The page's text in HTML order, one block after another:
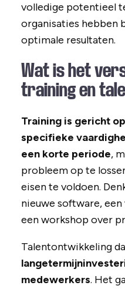
volledige potentieel
organisaties hebben
optimale resultaten.
Wat is het
training en
Training is gericht
specifieke
een korte periode,
probleem op te
eisen te voldoen.
nieuwe software,
een workshop over
Talentontwikkeling
medewerkers. Het